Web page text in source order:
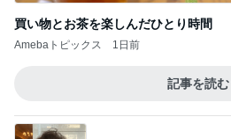
買い物とお茶を楽しんだひとり時間
Amebaトピックス 1日前
記事を読む